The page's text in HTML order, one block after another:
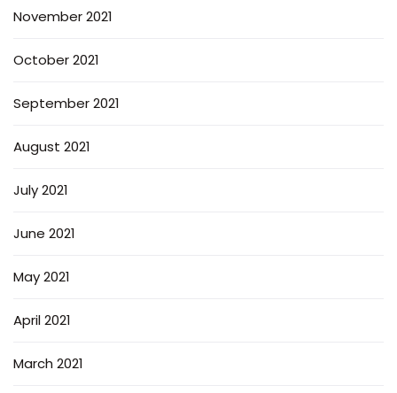
November 2021
October 2021
September 2021
August 2021
July 2021
June 2021
May 2021
April 2021
March 2021